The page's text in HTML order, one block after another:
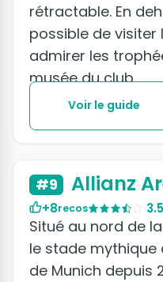
rétractable. En
possible de visiter
admirer les
musée du club.
Voir le guide
#9 Allianz
+8recos 3.5
Situé au nord de
le stade mythique
de Munich depuis